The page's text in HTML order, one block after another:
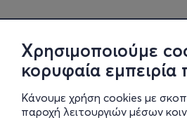
Χρησιμοποιούμε
κορυφαία εμπειρία
Κάνουμε χρήση cookies με
παροχή λειτουργιών μέσων